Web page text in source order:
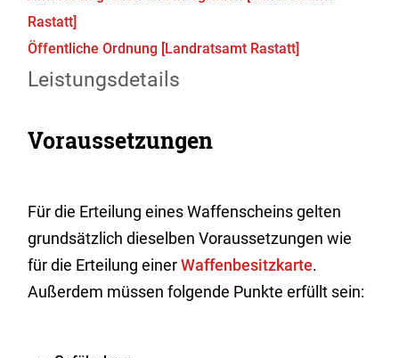
Rastatt]
Öffentliche Ordnung [Landratsamt Rastatt]
Leistungsdetails
Voraussetzungen
Für die Erteilung eines Waffenscheins gelten
grundsätzlich dieselben Voraussetzungen wie
für die Erteilung einerWaffenbesitzkarte.
Außerdem müssen folgende Punkte erfüllt sein: